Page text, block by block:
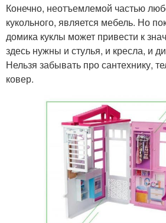
Конечно, неотъемлемой частью
кукольного, является мебель. Но
домика куклы может привести к
здесь нужны и стулья, и кресла, и
Нельзя забывать про сантехнику,
ковер.